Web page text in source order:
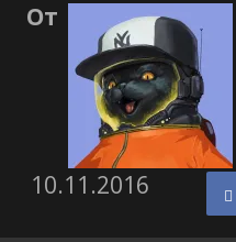
От
10.11.2016